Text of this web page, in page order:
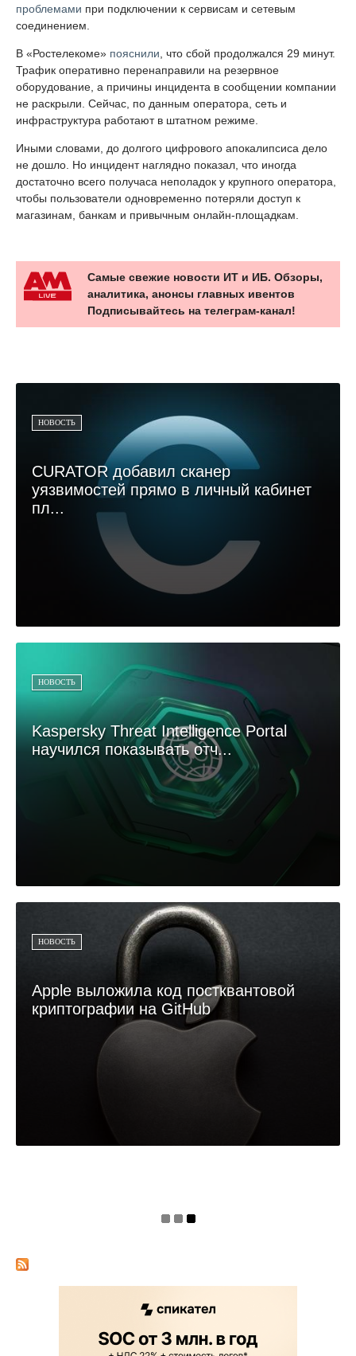
проблемами при подключении к сервисам и сетевым
соединением.
В «Ростелекоме» пояснили , что сбой продолжался 29 минут.
Трафик оперативно перенаправили на резервное
оборудование, а причины инцидента в сообщении компании
не раскрыли. Сейчас, по данным оператора, сеть и
инфраструктура работают в штатном режиме.
Иными словами, до долгого цифрового апокалипсиса дело
не дошло. Но инцидент наглядно показал, что иногда
достаточно всего получаса неполадок у крупного оператора,
чтобы пользователи одновременно потеряли доступ к
магазинам, банкам и привычным онлайн-площадкам.
Самые свежие новости ИТ и ИБ. Обзоры,
аналитика, анонсы главных ивентов
Подписывайтесь на телеграм-канал!
НОВОСТЬ
CURATOR добавил сканер
уязвимостей прямо в личный кабинет
пл...
НОВОСТЬ
Kaspersky Threat Intelligence Portal
научился показывать отч...
НОВОСТЬ
Apple выложила код постквантовой
криптографии на GitHub